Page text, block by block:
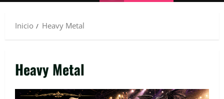
Inicio Heavy Metal
Heavy Metal